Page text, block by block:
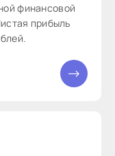
финансовой
прибыль